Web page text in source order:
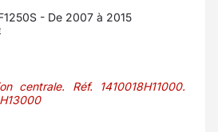
- De 2007 à 2015
centrale. Réf. 1410018H11000.